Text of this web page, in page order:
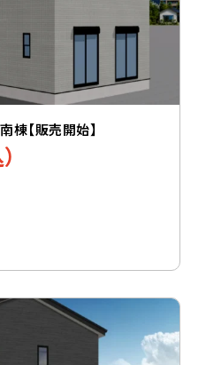
【販売開始】